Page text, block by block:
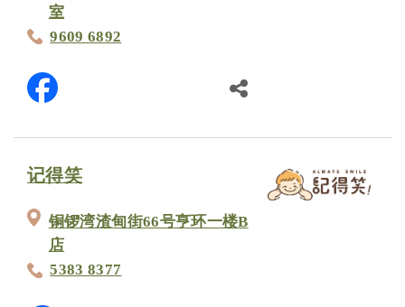
室
9609 6892
记得笑
铜锣湾渣甸街66号亨环一楼B
店
5383 8377